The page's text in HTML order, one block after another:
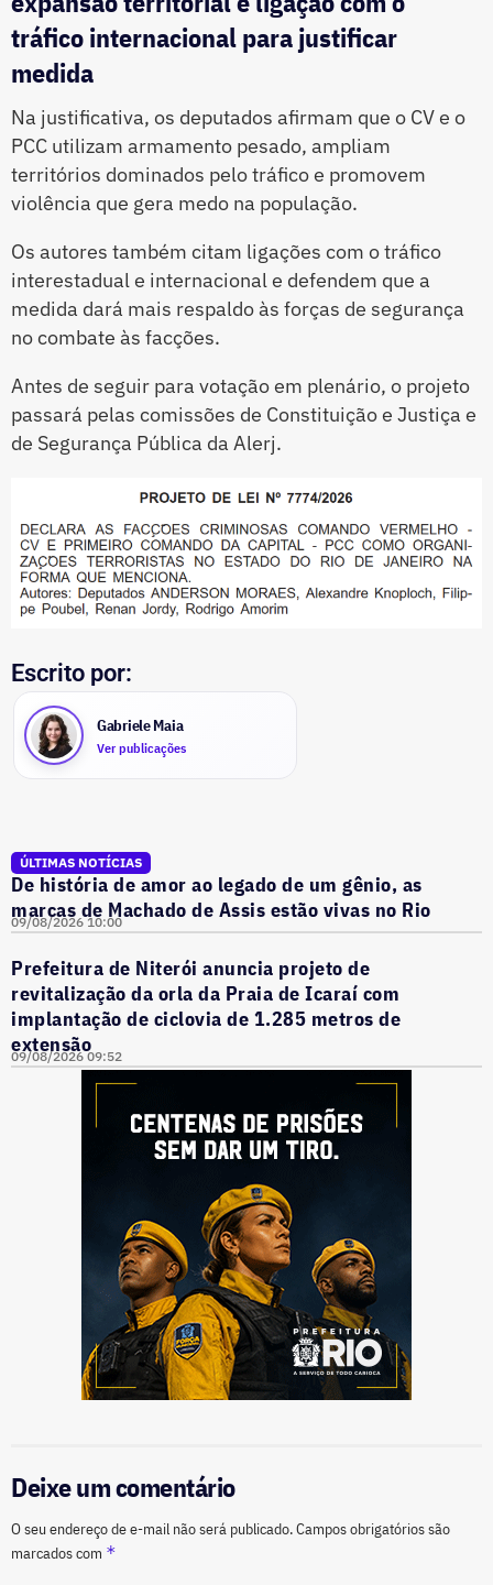
tráfico internacional para justificar
medida
Na justificativa, os deputados afirmam que o CV e o
PCC utilizam armamento pesado, ampliam
territórios dominados pelo tráfico e promovem
violência que gera medo na população.
Os autores também citam ligações com o tráfico
interestadual e internacional e defendem que a
medida dará mais respaldo às forças de segurança
no combate às facções.
Antes de seguir para votação em plenário, o projeto
passará pelas comissões de Constituição e Justiça e
de Segurança Pública da Alerj.
Escrito por:
Gabriele Maia
Ver publicações
ÚLTIMAS NOTÍCIAS
De história de amor ao legado de um gênio, as
marcas de Machado de Assis estão vivas no Rio
09/08/2026 10:00
Prefeitura de Niterói anuncia projeto de
revitalização da orla da Praia de Icaraí com
implantação de ciclovia de 1.285 metros de
extensão
09/08/2026 09:52
Deixe um comentário
O seu endereço de e-mail não será publicado.Campos obrigatórios são
marcados com *